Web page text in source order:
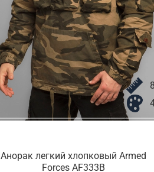
8
Анорак легкий хлопковый Armed
Forces AF333B